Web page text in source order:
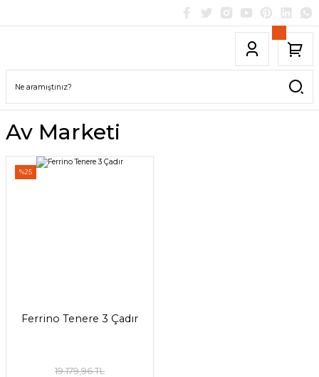
Av Marketi
%25
Ferrino Tenere 3 Çadır
19.179,96 TL